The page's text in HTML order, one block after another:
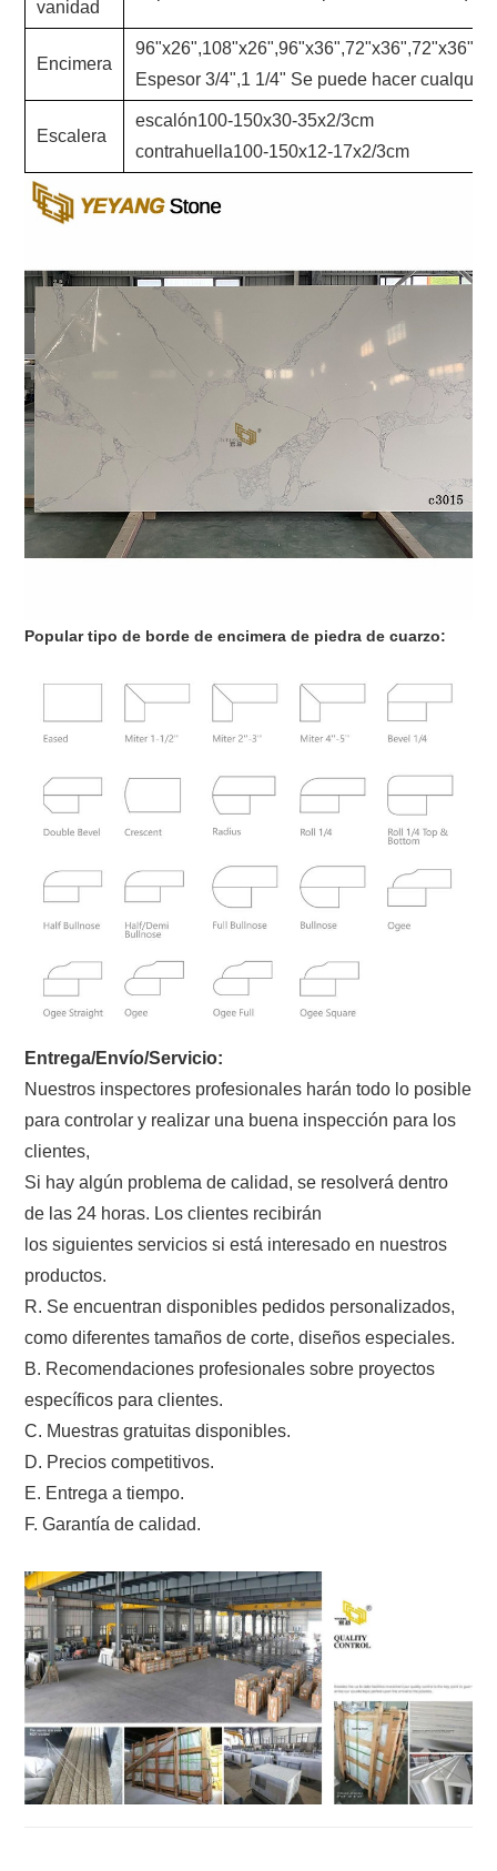
vanidad
Encimera
Espesor 3/4",1 1/4" Se puede hacer
Escalera
escalón100-150x30-35x2/3cm
contrahuella100-150x12-17x2/3cm
Popular tipo de borde de encimera de piedra de cuarzo:
Entrega/Envío/Servicio:
Nuestros inspectores profesionales harán todo lo posible
para controlar y realizar una buena inspección para los
clientes,
Si hay algún problema de calidad, se resolverá dentro
de las 24 horas. Los clientes recibirán
los siguientes servicios si está interesado en nuestros
productos.
R. Se encuentran disponibles pedidos personalizados,
como diferentes tamaños de corte, diseños especiales.
B. Recomendaciones profesionales sobre proyectos
específicos para clientes.
C. Muestras gratuitas disponibles.
D. Precios competitivos.
E. Entrega a tiempo.
F. Garantía de calidad.